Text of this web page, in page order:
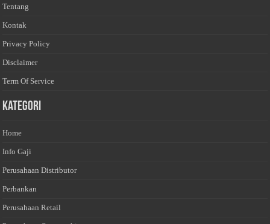
Tentang
Kontak
Privacy Policy
Disclaimer
Term Of Service
Kategori
Home
Info Gaji
Perusahaan Distributor
Perbankan
Perusahaan Retail